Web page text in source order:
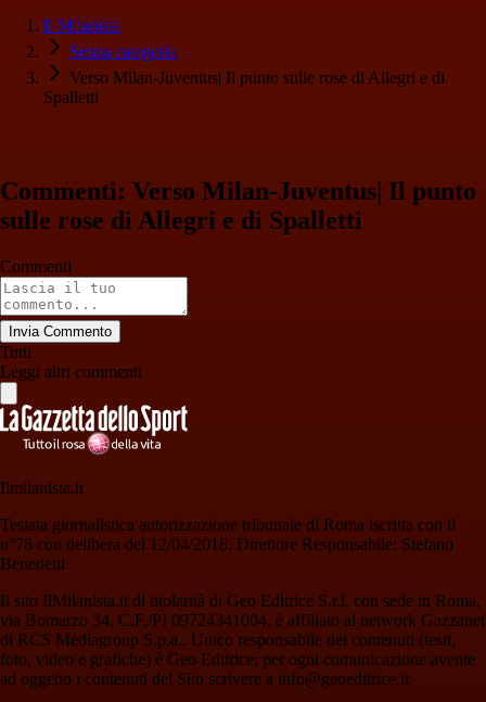
Il Milanista
Senza categoria
Verso Milan-Juventus| Il punto sulle rose di Allegri e di
Spalletti
Commenti: Verso Milan-Juventus| Il punto
sulle rose di Allegri e di Spalletti
Commenti
Invia Commento
Tutti
Leggi altri commenti
Ilmilanista.it
Testata giornalistica autorizzazione tribunale di Roma iscritta con il
n°78 con delibera del 12/04/2018. Direttore Responsabile: Stefano
Benedetti
Il sito IlMilanista.it di titolarità di Geo Editrice S.r.l. con sede in Roma,
via Bomarzo 34, C.F./PI 09724341004, è affiliato al network Gazzanet
di RCS Mediagroup S.p.a.. Unico responsabile dei contenuti (testi,
foto, video e grafiche) è Geo Editrice; per ogni comunicazione avente
ad oggetto i contenuti del Sito scrivere a info@geoeditrice.it